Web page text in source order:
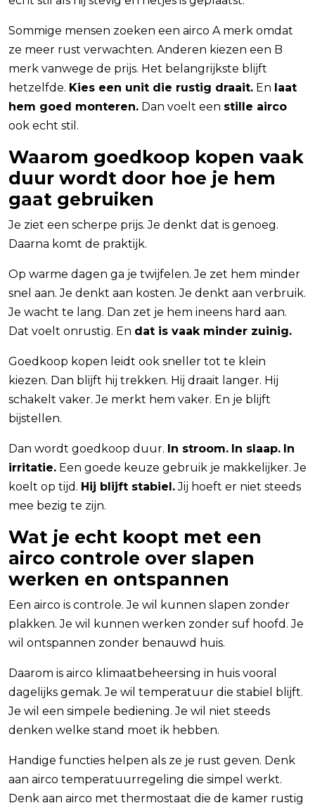
Sommige mensen zoeken een airco A merk omdat
ze meer rust verwachten. Anderen kiezen een B
merk vanwege de prijs. Het belangrijkste blijft
hetzelfde. Kies een unit die rustig draait. En laat
hem goed monteren. Dan voelt een stille airco
ook echt stil.
Waarom goedkoop kopen vaak
duur wordt door hoe je hem
gaat gebruiken
Je ziet een scherpe prijs. Je denkt dat is genoeg.
Daarna komt de praktijk.
Op warme dagen ga je twijfelen. Je zet hem minder
snel aan. Je denkt aan kosten. Je denkt aan verbruik.
Je wacht te lang. Dan zet je hem ineens hard aan.
Dat voelt onrustig. En dat is vaak minder zuinig.
Goedkoop kopen leidt ook sneller tot te klein
kiezen. Dan blijft hij trekken. Hij draait langer. Hij
schakelt vaker. Je merkt hem vaker. En je blijft
bijstellen.
Dan wordt goedkoop duur. In stroom. In slaap. In
irritatie. Een goede keuze gebruik je makkelijker. Je
koelt op tijd. Hij blijft stabiel.Jij hoeft er niet steeds
mee bezig te zijn.
Wat je echt koopt met een
airco controle over slapen
werken en ontspannen
Een airco is controle. Je wil kunnen slapen zonder
plakken. Je wil kunnen werken zonder suf hoofd. Je
wil ontspannen zonder benauwd huis.
Daarom is airco klimaatbeheersing in huis vooral
dagelijks gemak. Je wil temperatuur die stabiel blijft.
Je wil een simpele bediening. Je wil niet steeds
denken welke stand moet ik hebben.
Handige functies helpen als ze je rust geven. Denk
aan airco temperatuurregeling die simpel werkt.
Denk aan airco met thermostaat die de kamer rustig